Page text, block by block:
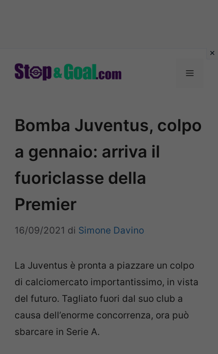
Menu
Bomba Juventus, colpo
a gennaio: arriva il
fuoriclasse della
Premier
16/09/2021 di Simone Davino
La Juventus è pronta a piazzare un colpo
di calciomercato importantissimo, in vista
del futuro. Tagliato fuori dal suo club a
causa dell’enorme concorrenza, ora può
sbarcare in Serie A.